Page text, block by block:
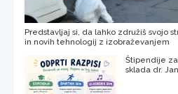
Predstavljaj si, da lahko združiš svojo
in novih tehnologij z izobraževanjem
Štipendije
sklada dr.